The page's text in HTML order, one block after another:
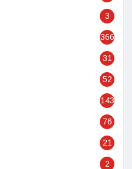
3
366
31
52
143
76
21
2